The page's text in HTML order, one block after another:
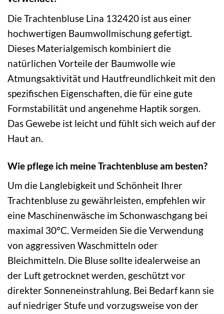
Die Trachtenbluse Lina 132420 ist aus einer
hochwertigen Baumwollmischung gefertigt.
Dieses Materialgemisch kombiniert die
natürlichen Vorteile der Baumwolle wie
Atmungsaktivität und Hautfreundlichkeit mit den
spezifischen Eigenschaften, die für eine gute
Formstabilität und angenehme Haptik sorgen.
Das Gewebe ist leicht und fühlt sich weich auf der
Haut an.
Wie pflege ich meine Trachtenbluse am besten?
Um die Langlebigkeit und Schönheit Ihrer
Trachtenbluse zu gewährleisten, empfehlen wir
eine Maschinenwäsche im Schonwaschgang bei
maximal 30°C. Vermeiden Sie die Verwendung
von aggressiven Waschmitteln oder
Bleichmitteln. Die Bluse sollte idealerweise an
der Luft getrocknet werden, geschützt vor
direkter Sonneneinstrahlung. Bei Bedarf kann sie
auf niedriger Stufe und vorzugsweise von der